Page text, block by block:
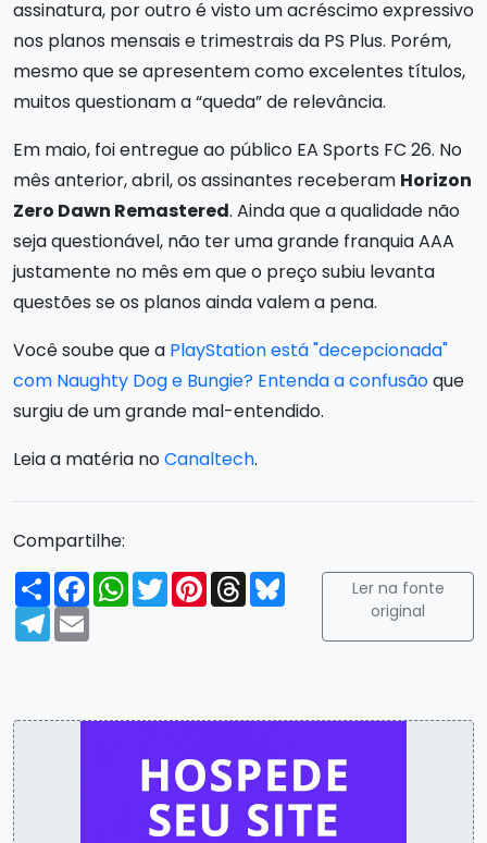
assinatura, por outro é visto um acréscimo expressivo
nos planos mensais e trimestrais da PS Plus. Porém,
mesmo que se apresentem como excelentes títulos,
muitos questionam a “queda” de relevância.
Em maio, foi entregue ao público EA Sports FC 26. No
mês anterior, abril, os assinantes receberam Horizon
Zero Dawn Remastered. Ainda que a qualidade não
seja questionável, não ter uma grande franquia AAA
justamente no mês em que o preço subiu levanta
questões se os planos ainda valem a pena.
Você soube que a PlayStation está "decepcionada"
com Naughty Dog e Bungie? Entenda a confusãoque
surgiu de um grande mal-entendido.
Leia a matéria noCanaltech.
Compartilhe:
Compartilhar
FacebookWhatsApp
TwitterPinterest
ThreadsBluesky
Telegram
Email
Ler na fonte
original